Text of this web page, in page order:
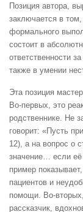
Позиция автора,
заключается в
формального
состоит в
ответственности
также в умении
Эта позиция
Во-первых, это
родственнике. Не
говорит: «Пусть
12), а на вопрос о
значение… если её
пример
пациентов и
помощи. Во-
рассказчик,